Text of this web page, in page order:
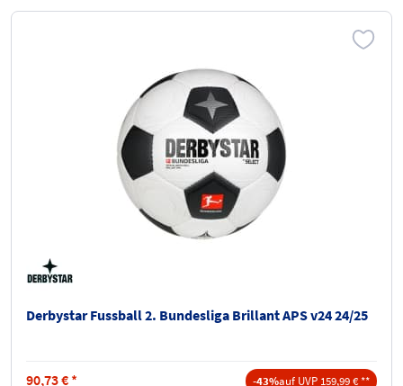
Derbystar Fussball 2. Bundesliga Brillant APS v24 24/25
90,73€ * -43%auf UVP 159,99 € **